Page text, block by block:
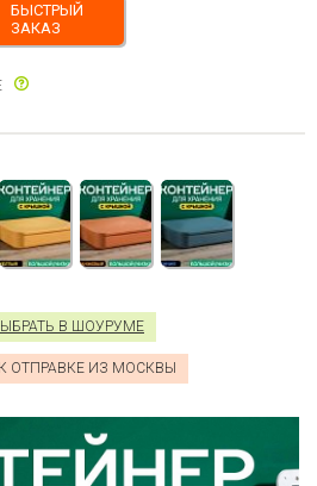
БЫСТРЫЙ
ЗАКАЗ
В ШОУРУМЕ
ОТПРАВКЕ ИЗ МОСКВЫ